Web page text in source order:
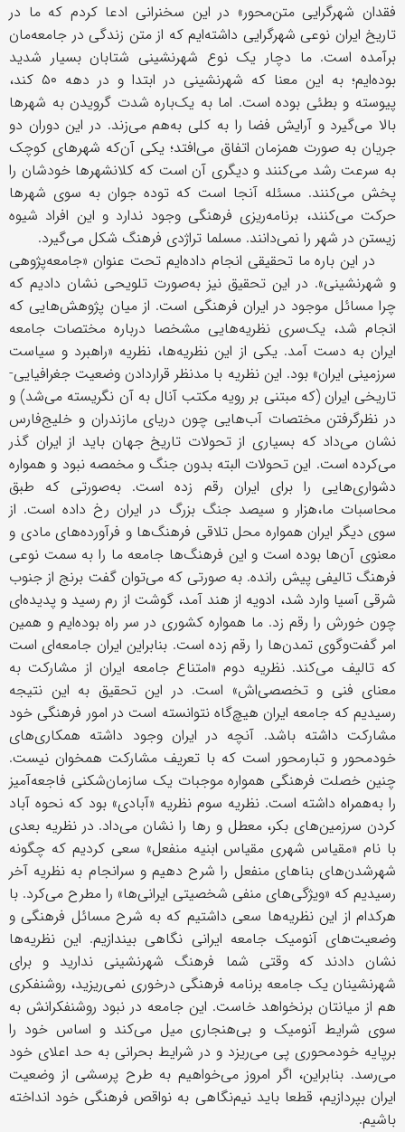
فقدان شهرگرایی متن‌محور» در این سخنرانی ادعا کردم که ما در
تاریخ ایران نوعی شهرگرایی داشته‌ایم که از متن زندگی در جامعه‌مان
برآمده است. ما دچار یک نوع شهرنشینی شتابان بسیار شدید
بوده‌ایم؛ به این معنا که شهرنشینی در ابتدا و در دهه ۵۰ کند،
پیوسته و بطئی بوده است. اما به یک‌باره شدت گرویدن به‌ شهرها
بالا می‌گیرد و آرایش فضا را به کلی به‌هم می‌زند. در این دوران دو
جریان به صورت همزمان اتفاق می‌افتد؛ یکی آن‌که شهرهای کوچک
به سرعت رشد می‌کنند و دیگری آن است که کلانشهرها خودشان را
پخش می‌کنند. مسئله آنجا است که توده جوان به سوی شهرها
حرکت می‌کنند، برنامه‌ریزی فرهنگی وجود ندارد و این افراد شیوه
زیستن در شهر را نمی‌دانند. مسلما تراژدی فرهنگ شکل می‌گیرد.
در این باره ما تحقیقی انجام داده‌ایم تحت عنوان «جامعه‌پژوهی
و شهرنشینی». در این تحقیق نیز به‌صورت تلویحی نشان دادیم که
چرا مسائل موجود در ایران فرهنگی است. از میان پژوهش‌هایی که
انجام شد، یک‌سری نظریه‌هایی مشخصا درباره مختصات جامعه
ایران به ‌دست آمد. یکی از این نظریه‌ها، نظریه «راهبرد و سیاست
سرزمینی ایران» بود. این نظریه با مدنظر قراردادن وضعیت جغرافیایی-
تاریخی ایران (که مبتنی بر رویه مکتب آنال به آن نگریسته می‌شد) و
در نظرگرفتن مختصات آب‌هایی چون دریای مازندران و خلیج‌فارس
نشان می‌داد که بسیاری از تحولات تاریخ جهان باید از ایران گذر
می‌کرده است. این تحولات البته بدون جنگ و مخمصه نبود و همواره
دشواری‌هایی را برای ایران رقم زده است. به‌صورتی که طبق
محاسبات ما،‌هزار و سیصد جنگ بزرگ در ایران رخ داده است. از
سوی دیگر ایران همواره محل تلاقی فرهنگ‌ها و فرآورده‌های مادی و
معنوی آن‌ها بوده است و این فرهنگ‌ها جامعه ما را به سمت نوعی
فرهنگ تالیفی پیش رانده. به صورتی که می‌توان گفت برنج از جنوب
شرقی آسیا وارد شد، ادویه از هند آمد، گوشت از رم رسید و پدیده‌ای
چون خورش را رقم زد. ما همواره کشوری در سر راه بوده‌ایم و همین
امر گفت‌وگوی تمدن‌ها را رقم زده است. بنابراین ایران جامعه‌ای است
که تالیف می‌کند. نظریه دوم «امتناع جامعه ایران از مشارکت به
معنای فنی و تخصصی‌اش» است. در این تحقیق به این نتیجه
رسیدیم که جامعه ایران هیچ‌گاه نتوانسته است در امور فرهنگی خود
مشارکت داشته باشد. آنچه در ایران وجود داشته همکاری‌های
خودمحور و تبارمحور است که با تعریف مشارکت همخوان نیست.
چنین خصلت فرهنگی همواره موجبات یک سازمان‌شکنی فاجعه‌آمیز
را به‌همراه داشته است. نظریه سوم نظریه «آبادی» بود که نحوه آباد
کردن سرزمین‌های بکر، معطل و رها را نشان می‌داد. در نظریه بعدی
با نام «مقیاس شهری مقیاس ابنیه منفعل» سعی کردیم که چگونه
شهرشدن‌های بناهای منفعل را شرح دهیم و سرانجام به نظریه آخر
رسیدیم که «ویژگی‌های منفی شخصیتی ایرانی‌ها» را مطرح می‌کرد. با
هرکدام از این نظریه‌ها سعی داشتیم که به شرح مسائل فرهنگی و
وضعیت‌های آنومیک جامعه ایرانی نگاهی بیندازیم. این نظریه‌ها
نشان دادند که وقتی شما فرهنگ شهرنشینی ندارید و برای
شهرنشینان یک جامعه برنامه فرهنگی درخوری نمی‌ریزید، روشنفکری
هم از میانتان برنخواهد خاست. این جامعه در نبود روشنفکرانش به
سوی شرایط آنومیک و بی‌هنجاری میل می‌کند و اساس خود را
برپایه خودمحوری پی می‌ریزد و در شرایط بحرانی به حد اعلای خود
می‌رسد. بنابراین، اگر امروز می‌خواهیم به طرح پرسشی از وضعیت
ایران بپردازیم، قطعا باید نیم‌نگاهی به نواقص فرهنگی خود انداخته
باشیم.